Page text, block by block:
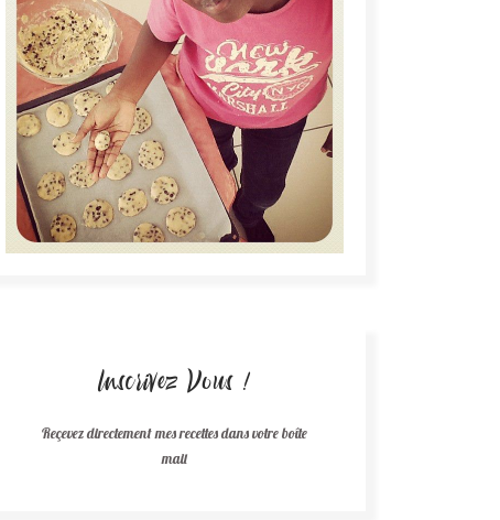
Inscrivez Vous !
Reçevez directement mes recettes dans votre boîte
mail